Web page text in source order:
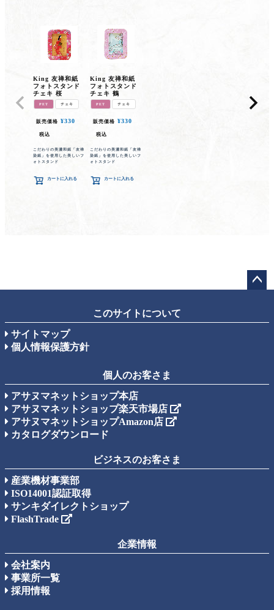
King 友禅和紙
フォトスタンド
チェキ 桜
PET チェキ
販売価格 ¥330
税込
こだわりの美濃和紙「友禅
染紙」を使用した美しいフ
ォトスタンド
カートに入れる
King 友禅和紙
フォトスタンド
チェキ 鶴
PET チェキ
販売価格 ¥330
税込
こだわりの美濃和紙「友禅
染紙」を使用した美しいフ
ォトスタンド
カートに入れる
ップ
このサイトについて
サイトマップ
個人情報保護方針
個人のお客さま
アサヌマネットショップ本店
アサヌマネットショップ楽天市場店
アサヌマネットショップAmazon店
カタログダウンロード
ビジネスのお客さま
産業機材事業部
ISO14001認証取得
サンキダイレクトショップ
FlashTrade
企業情報
会社案内
事業所一覧
採用情報